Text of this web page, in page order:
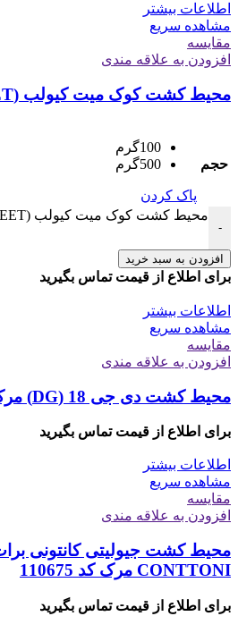
اطلاعات بیشتر
مشاهده سریع
مقایسه
افزودن به علاقه مندی
محیط کشت کوک میت کیولب (COOCK MEET)
حجم
100گرم
500گرم
پاک کردن
-
محیط کشت کوک میت کیولب (COOCK MEET) عدد
افزودن به سبد خرید
برای اطلاع از قیمت تماس بگیرید
اطلاعات بیشتر
مشاهده سریع
مقایسه
افزودن به علاقه مندی
محیط کشت دی جی 18 (DG) مرک کد 100465
برای اطلاع از قیمت تماس بگیرید
اطلاعات بیشتر
مشاهده سریع
مقایسه
افزودن به علاقه مندی
CONTTONI مرک کد 110675
برای اطلاع از قیمت تماس بگیرید